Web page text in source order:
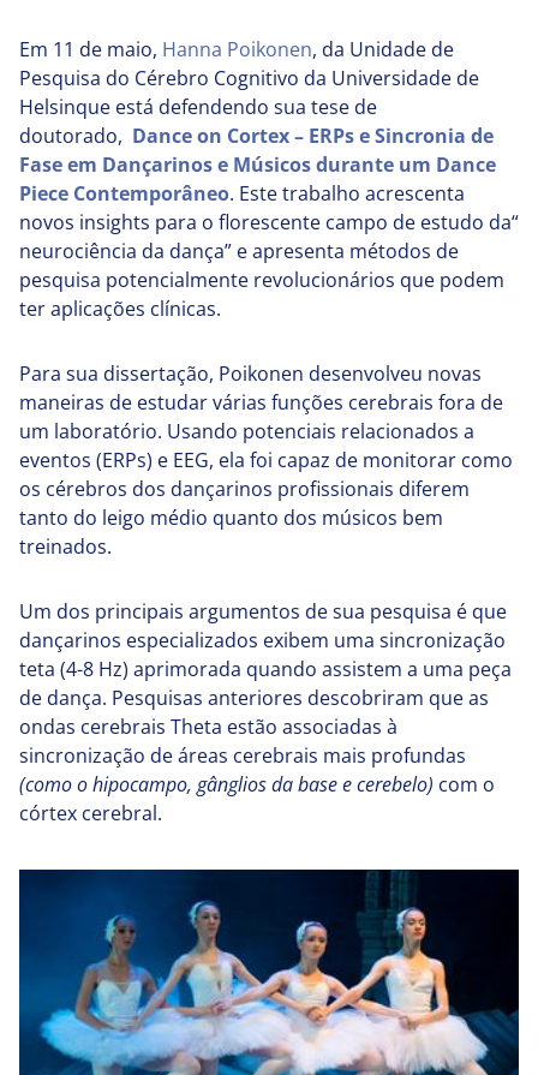
Em 11 de maio, Hanna Poikonen, da Unidade de
Pesquisa do Cérebro Cognitivo da Universidade de
Helsinque está defendendo sua tese de
doutorado, Dance on Cortex – ERPs e Sincronia de
Fase em Dançarinos e Músicos durante um Dance
Piece Contemporâneo. Este trabalho acrescenta
novos insights para o florescente campo de estudo da“
neurociência da dança” e apresenta métodos de
pesquisa potencialmente revolucionários que podem
ter aplicações clínicas.
Para sua dissertação, Poikonen desenvolveu novas
maneiras de estudar várias funções cerebrais fora de
um laboratório. Usando potenciais relacionados a
eventos (ERPs) e EEG, ela foi capaz de monitorar como
os cérebros dos dançarinos profissionais diferem
tanto do leigo médio quanto dos músicos bem
treinados.
Um dos principais argumentos de sua pesquisa é que
dançarinos especializados exibem uma sincronização
teta (4-8 Hz) aprimorada quando assistem a uma peça
de dança. Pesquisas anteriores descobriram que as
ondas cerebrais Theta estão associadas à
sincronização de áreas cerebrais mais profundas
(como o hipocampo, gânglios da base e cerebelo) com o
córtex cerebral.